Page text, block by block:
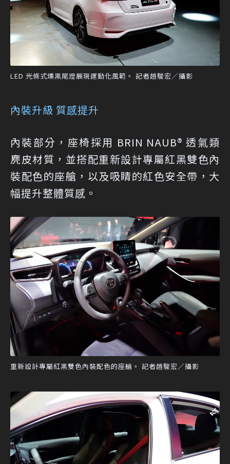
LED 光條式燻黑尾燈展現運動化風範。 記者趙駿宏／攝影
內裝升級 質感提升
內裝部分，座椅採用 BRIN NAUB® 透氣類
麂皮材質，並搭配重新設計專屬紅黑雙色內
裝配色的座艙，以及吸睛的紅色安全帶，大
幅提升整體質感。
重新設計專屬紅黑雙色內裝配色的座艙。 記者趙駿宏／攝影